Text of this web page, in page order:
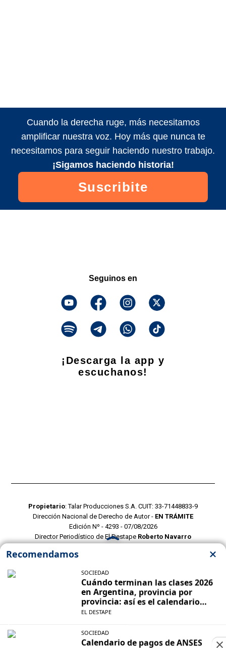
Cuando la derecha ruge, más necesitamos
amplificar nuestra voz. Hoy más que nunca te
necesitamos para seguir haciendo nuestro trabajo.
¡Sigamos haciendo historia!
Suscribite
Seguinos en
¡Descarga la app y
escuchanos!
Propietario: Talar Producciones S.A. CUIT: 33-71448833-9
Dirección Nacional de Derecho de Autor - EN TRÁMITE
Edición Nº - 4293 - 07/08/2026
Director Periodístico de El Destape Roberto Navarro
POLITICAS DE PRIVACIDAD
CONTACTO COMERCIAL
CONTACTO EDITORIAL
Mustang Cloud- CMS para portales de noticias